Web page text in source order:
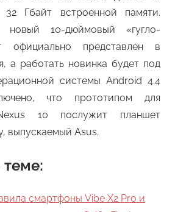
Гбайт встроенной памяти.
новый 10-дюймовый «гугло-
официально представлен в
а работать новинка будет под
системы Android 4.4
что прототипом для
10 послужит планшет
выпускаемый Asus.
смартфоны Vibe X2 Pro и